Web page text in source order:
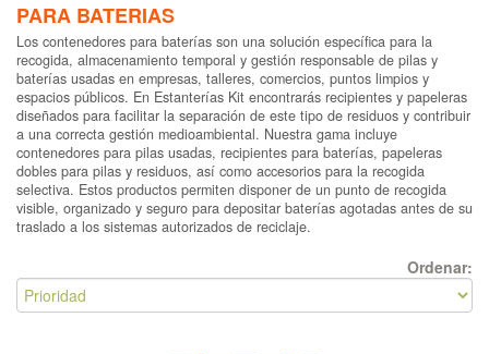
PARA BATERIAS
Los contenedores para baterías son una solución específica para la
recogida, almacenamiento temporal y gestión responsable de pilas y
baterías usadas en empresas, talleres, comercios, puntos limpios y
espacios públicos. En Estanterías Kit encontrarás recipientes y papeleras
diseñados para facilitar la separación de este tipo de residuos y contribuir
a una correcta gestión medioambiental. Nuestra gama incluye
contenedores para pilas usadas, recipientes para baterías, papeleras
dobles para pilas y residuos, así como accesorios para la recogida
selectiva. Estos productos permiten disponer de un punto de recogida
visible, organizado y seguro para depositar baterías agotadas antes de su
traslado a los sistemas autorizados de reciclaje.
Ordenar: